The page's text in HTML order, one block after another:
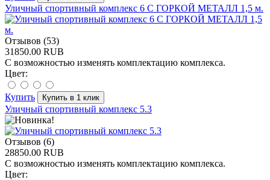
Уличный спортивный комплекс 6 С ГОРКОЙ МЕТАЛЛ 1,5 м.
Отзывов (53)
31850.00 RUB
С возможностью изменять комплектацию комплекса.
Цвет:
Купить
Уличный спортивный комплекс 5.3
Отзывов (6)
28850.00 RUB
С возможностью изменять комплектацию комплекса.
Цвет: